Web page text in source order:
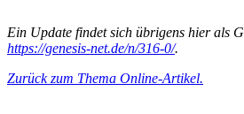
Ein Update findet sich übrigens hier als
https://genesis-net.de/n/316-0/.
Zurück zum Thema Online-Artikel.